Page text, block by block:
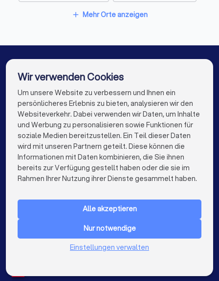
Elektriker in Hannoversch Münden
Elektriker in Köln
Elektriker in Frankfurt am Main
Elektriker in Stuttgart
Elektriker in Düsseldorf
Elektriker in Dortmund
Elektriker in Essen
Elektriker in Bremen
Elektriker in Nürnberg
Elektriker in Dresden
Elektriker in Hannover
Elektriker in Leipzig
Elektriker in Duisburg
Elektriker in Bielefeld
Elektriker in Bonn
Elektriker in Münster
Elektriker in der Nähe
add Mehr Orte anzeigen
Die besten Elektriker für Sie
info@trustlocal.de
FÜR PRIVATPERSONEN
Niederlande
Wir verwenden Cookies
Um unsere Website zu verbessern und Ihnen ein
persönlicheres Erlebnis zu bieten, analysieren wir den
Websiteverkehr. Dabei verwenden wir Daten, um Inhalte
und Werbung zu personalisieren sowie Funktionen für
soziale Medien bereitzustellen. Ein Teil dieser Daten
wird mit unseren Partnern geteilt. Diese können die
Informationen mit Daten kombinieren, die Sie ihnen
bereits zur Verfügung gestellt haben oder die sie im
Rahmen Ihrer Nutzung ihrer Dienste gesammelt haben.
Alle akzeptieren
Nur notwendige
Einstellungen verwalten